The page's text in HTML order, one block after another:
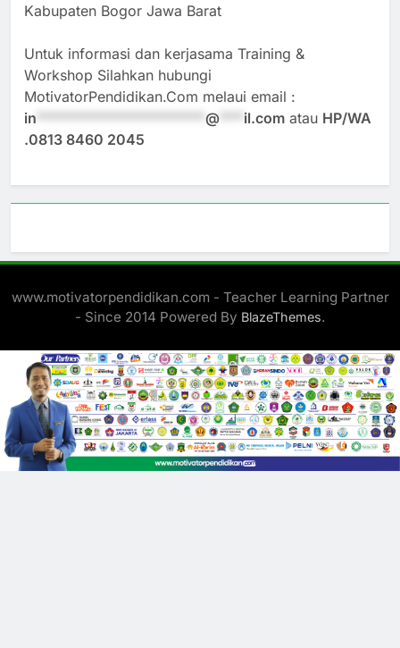
Kabupaten Bogor Jawa Barat
Untuk informasi dan kerjasama Training &
Workshop Silahkan hubungi
MotivatorPendidikan.Com melaui email :
in
@ il.com atau HP/WA
.0813 8460 2045
www.motivatorpendidikan.com - Teacher Learning Partner
- Since 2014 Powered By BlazeThemes.